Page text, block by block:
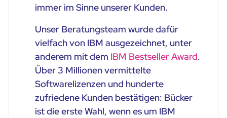
immer im Sinne unserer Kunden.
Unser Beratungsteam wurde dafür
vielfach von IBM ausgezeichnet, unter
anderem mit dem IBM Bestseller Award.
Über 3 Millionen vermittelte
Softwarelizenzen und hunderte
zufriedene Kunden bestätigen: Bücker
ist die erste Wahl, wenn es um IBM